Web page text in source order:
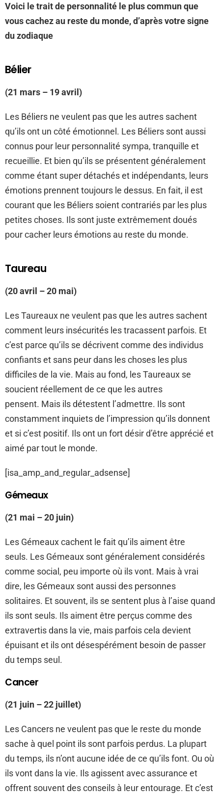
Voici le trait de personnalité le plus commun que
vous cachez au reste du monde, d’après votre signe
du zodiaque
Bélier
(21 mars – 19 avril)
Les Béliers ne veulent pas que les autres sachent
qu’ils ont un côté émotionnel. Les Béliers sont aussi
connus pour leur personnalité sympa, tranquille et
recueillie. Et bien qu’ils se présentent généralement
comme étant super détachés et indépendants, leurs
émotions prennent toujours le dessus. En fait, il est
courant que les Béliers soient contrariés par les plus
petites choses. Ils sont juste extrêmement doués
pour cacher leurs émotions au reste du monde.
Taureau
(20 avril – 20 mai)
Les Taureaux ne veulent pas que les autres sachent
comment leurs insécurités les tracassent parfois. Et
c’est parce qu’ils se décrivent comme des individus
confiants et sans peur dans les choses les plus
difficiles de la vie. Mais au fond, les Taureaux se
soucient réellement de ce que les autres
pensent. Mais ils détestent l’admettre. Ils sont
constamment inquiets de l’impression qu’ils donnent
et si c’est positif. Ils ont un fort désir d’être apprécié et
aimé par tout le monde.
[isa_amp_and_regular_adsense]
Gémeaux
(21 mai – 20 juin)
Les Gémeaux cachent le fait qu’ils aiment être
seuls. Les Gémeaux sont généralement considérés
comme social, peu importe où ils vont. Mais à vrai
dire, les Gémeaux sont aussi des personnes
solitaires. Et souvent, ils se sentent plus à l’aise quand
ils sont seuls. Ils aiment être perçus comme des
extravertis dans la vie, mais parfois cela devient
épuisant et ils ont désespérément besoin de passer
du temps seul.
Cancer
(21 juin – 22 juillet)
Les Cancers ne veulent pas que le reste du monde
sache à quel point ils sont parfois perdus. La plupart
du temps, ils n’ont aucune idée de ce qu’ils font. Ou où
ils vont dans la vie. Ils agissent avec assurance et
offrent souvent des conseils à leur entourage. Et c’est